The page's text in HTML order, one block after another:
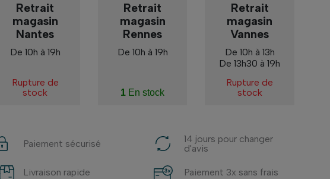
Retrait
magasin
Nantes
De 10h à 19h
Rupture de
stock
Retrait
magasin
Rennes
De 10h à 19h
1 En stock
Retrait
magasin
Vannes
De 10h à 13h
De 13h30 à 19h
Rupture de
stock
Paiement sécurisé
14 jours pour changer
d'avis
Livraison rapide Paiement 3x sans frais